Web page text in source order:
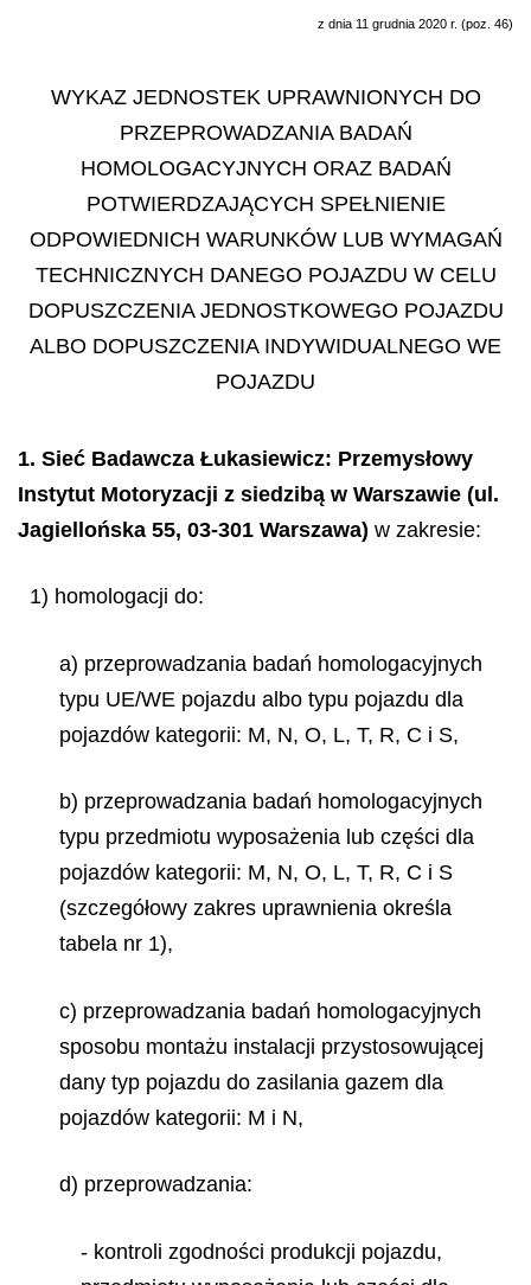
z dnia 11 grudnia 2020 r. (poz. 46)
WYKAZ JEDNOSTEK UPRAWNIONYCH DO
PRZEPROWADZANIA BADAŃ
HOMOLOGACYJNYCH ORAZ BADAŃ
POTWIERDZAJĄCYCH SPEŁNIENIE
ODPOWIEDNICH WARUNKÓW LUB WYMAGAŃ
TECHNICZNYCH DANEGO POJAZDU W CELU
DOPUSZCZENIA JEDNOSTKOWEGO POJAZDU
ALBO DOPUSZCZENIA INDYWIDUALNEGO WE
POJAZDU
1. Sieć Badawcza Łukasiewicz: Przemysłowy
Instytut Motoryzacji z siedzibą w Warszawie (ul.
Jagiellońska 55, 03-301 Warszawa) w zakresie:
1) homologacji do:
a) przeprowadzania badań homologacyjnych
typu UE/WE pojazdu albo typu pojazdu dla
pojazdów kategorii: M, N, O, L, T, R, C i S,
b) przeprowadzania badań homologacyjnych
typu przedmiotu wyposażenia lub części dla
pojazdów kategorii: M, N, O, L, T, R, C i S
(szczegółowy zakres uprawnienia określa
tabela nr 1),
c) przeprowadzania badań homologacyjnych
sposobu montażu instalacji przystosowującej
dany typ pojazdu do zasilania gazem dla
pojazdów kategorii: M i N,
d) przeprowadzania:
- kontroli zgodności produkcji pojazdu,